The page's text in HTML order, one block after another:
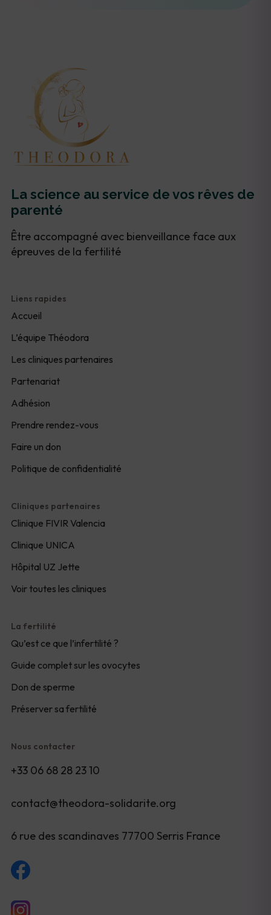
La science au service de vos rêves de
parenté
Être accompagné avec bienveillance face aux
épreuves de la fertilité
Liens rapides
Accueil
L’équipe Théodora
Les cliniques partenaires
Partenariat
Adhésion
Prendre rendez-vous
Faire un don
Politique de confidentialité
Cliniques partenaires
Clinique FIVIR Valencia
Clinique UNICA
Hôpital UZ Jette
Voir toutes les cliniques
La fertilité
Qu’est ce que l’infertilité ?
Guide complet sur les ovocytes
Don de sperme
Préserver sa fertilité
Nous contacter
+33 06 68 28 23 10
contact@theodora-solidarite.org
6 rue des scandinaves 77700 Serris France